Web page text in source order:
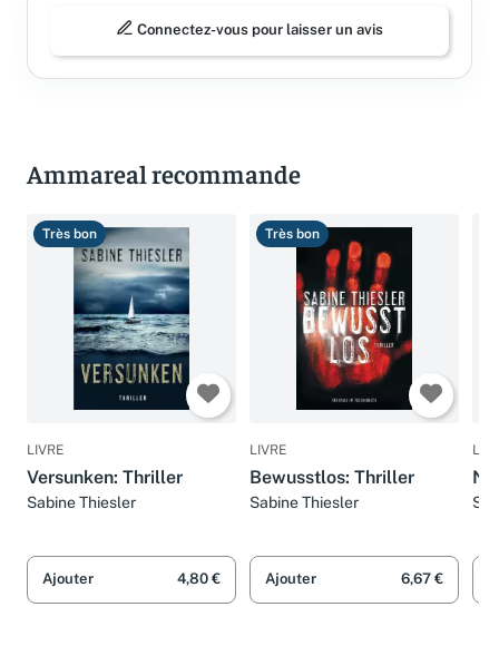
Connectez-vous pour laisser un avis
Ammareal recommande
Très bon
LIVRE
Versunken: Thriller
Sabine Thiesler
Ajouter 4,80 €
Très bon
LIVRE
Bewusstlos: Thriller
Sabine Thiesler
Ajouter 6,67 €